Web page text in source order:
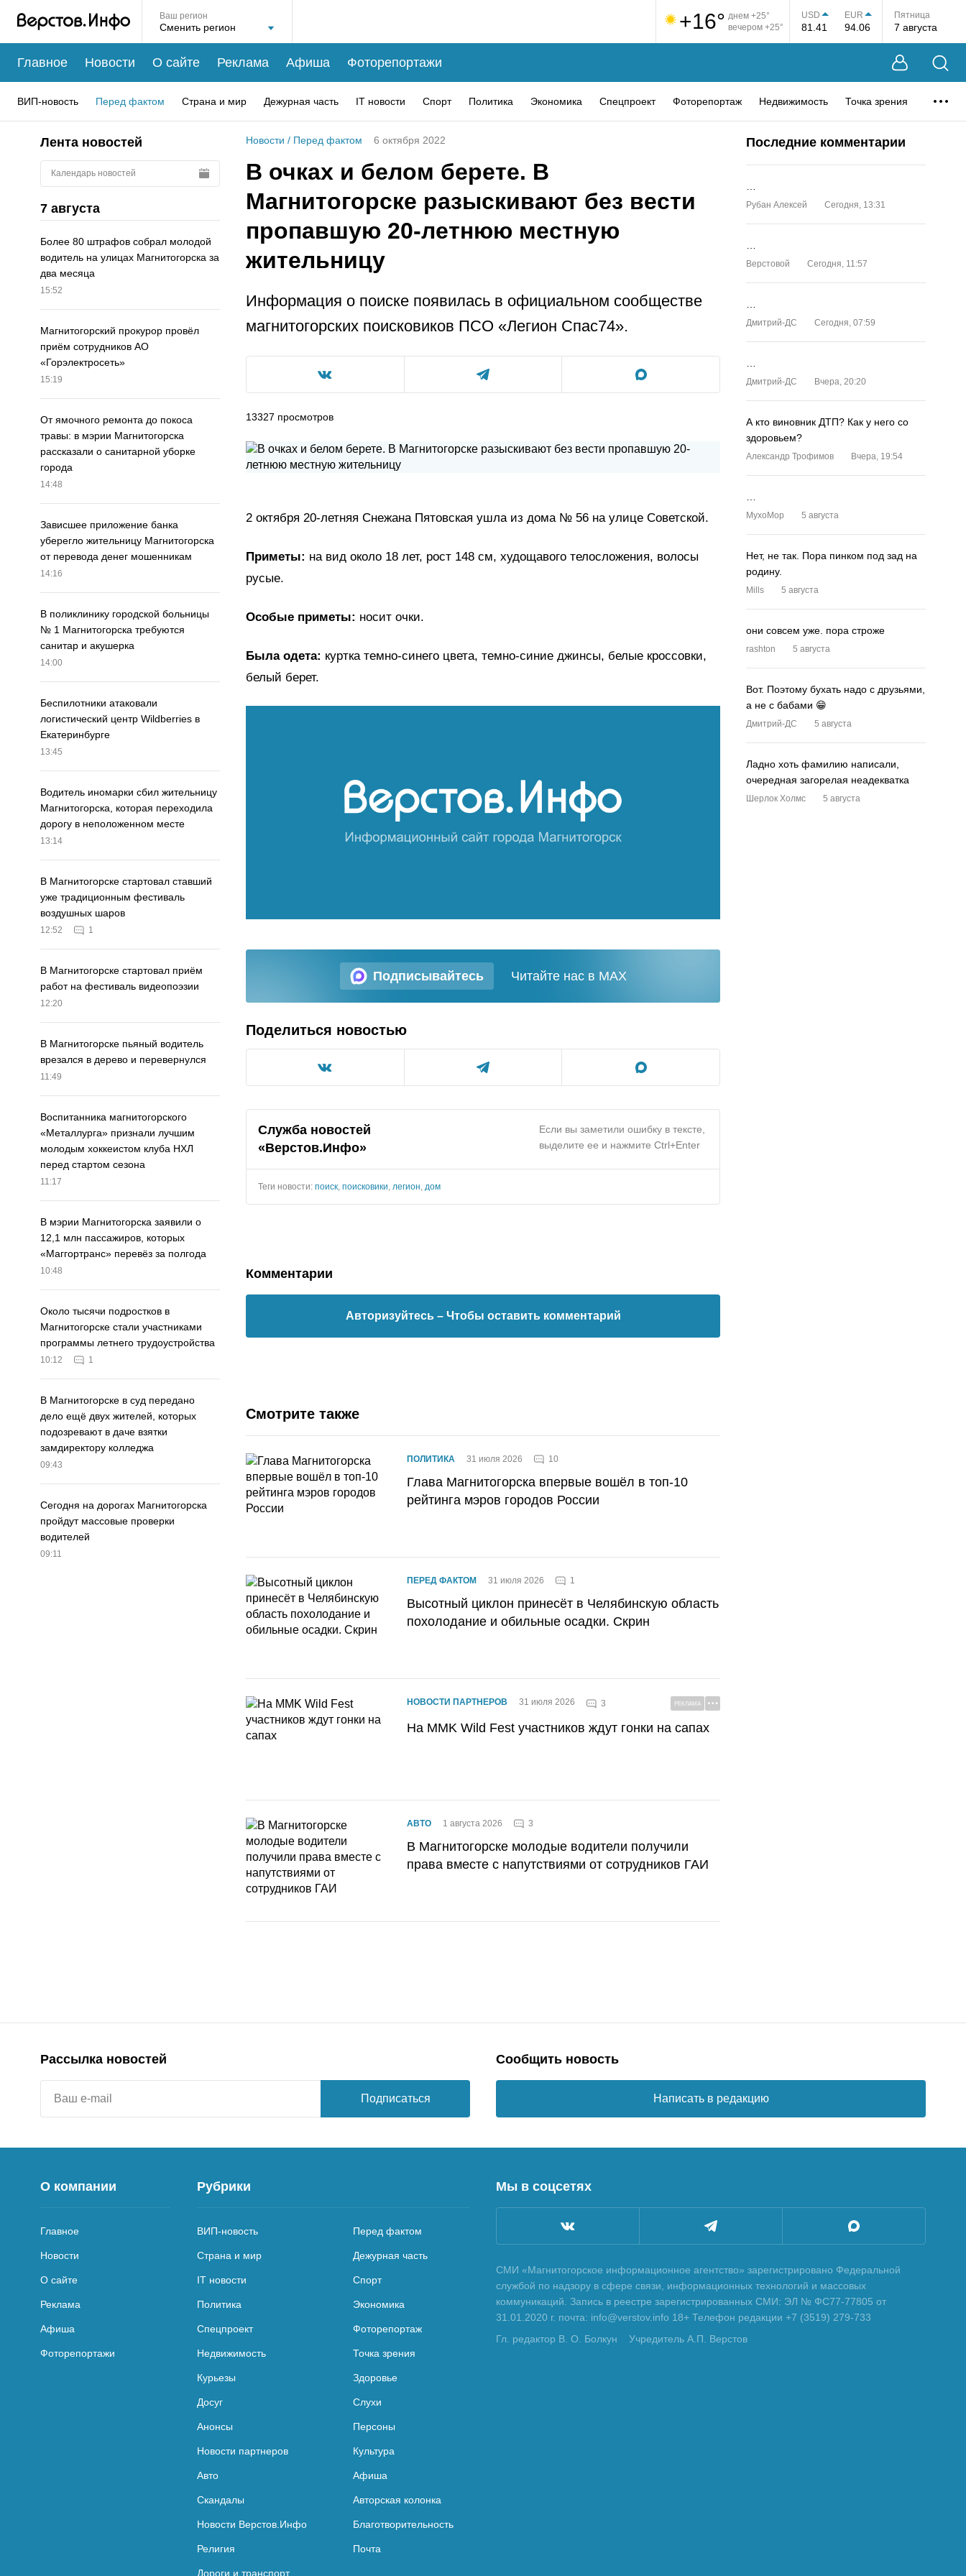
Ваш регион +16° днем +25°
вечером +25°
USD
81.41
EUR
94.06
Пятница
7 августа
Главное Новости О сайте Реклама Афиша Фоторепортажи
ВИП-новость Перед фактом Страна и мир Дежурная часть IT новости Спорт Политика Экономика Спецпроект Фоторепортаж Недвижимость Точка зрения
Лента новостей
Календарь новостей
7 августа
Более 80 штрафов собрал молодой
водитель на улицах Магнитогорска за
два месяца
15:52
Магнитогорский прокурор провёл
приём сотрудников АО
«Горэлектросеть»
15:19
От ямочного ремонта до покоса
травы: в мэрии Магнитогорска
рассказали о санитарной уборке
города
14:48
Зависшее приложение банка
уберегло жительницу Магнитогорска
от перевода денег мошенникам
14:16
В поликлинику городской больницы
№ 1 Магнитогорска требуются
санитар и акушерка
14:00
Беспилотники атаковали
логистический центр Wildberries в
Екатеринбурге
13:45
Водитель иномарки сбил жительницу
Магнитогорска, которая переходила
дорогу в неположенном месте
13:14
В Магнитогорске стартовал ставший
уже традиционным фестиваль
воздушных шаров
12:52 1
В Магнитогорске стартовал приём
работ на фестиваль видеопоэзии
12:20
В Магнитогорске пьяный водитель
врезался в дерево и перевернулся
11:49
Воспитанника магнитогорского
«Металлурга» признали лучшим
молодым хоккеистом клуба НХЛ
перед стартом сезона
11:17
В мэрии Магнитогорска заявили о
12,1 млн пассажиров, которых
«Маггортранс» перевёз за полгода
10:48
Около тысячи подростков в
Магнитогорске стали участниками
программы летнего трудоустройства
10:12 1
В Магнитогорске в суд передано
дело ещё двух жителей, которых
подозревают в даче взятки
замдиректору колледжа
09:43
Сегодня на дорогах Магнитогорска
пройдут массовые проверки
водителей
09:11
Новости / Перед фактом 6 октября 2022
В очках и белом берете. В
Магнитогорске разыскивают без вести
пропавшую 20-летнюю местную
жительницу
Информация о поиске появилась в официальном сообществе
магнитогорских поисковиков ПСО «Легион Спас74».
13327 просмотров
2 октября 20-летняя Снежана Пятовская ушла из дома № 56 на улице Советской.
Приметы: на вид около 18 лет, рост 148 см, худощавого телосложения, волосы
русые.
Особые приметы: носит очки.
Была одета: куртка темно-синего цвета, темно-синие джинсы, белые кроссовки,
белый берет.
Подписывайтесь Читайте нас в MAX
Поделиться новостью
Служба новостей
«Верстов.Инфо»
Если вы заметили ошибку в тексте,
выделите ее и нажмите Ctrl+Enter
Теги новости: поиск, поисковики, легион, дом
Комментарии
Авторизуйтесь – Чтобы оставить комментарий
Смотрите также
ПОЛИТИКА 31 июля 2026 10
Глава Магнитогорска впервые вошёл в топ-10
рейтинга мэров городов России
ПЕРЕД ФАКТОМ 31 июля 2026 1
Высотный циклон принесёт в Челябинскую область
похолодание и обильные осадки. Скрин
НОВОСТИ ПАРТНЕРОВ 31 июля 2026 3 РЕКЛАМА
На MMK Wild Fest участников ждут гонки на сапах
АВТО 1 августа 2026 3
В Магнитогорске молодые водители получили
права вместе с напутствиями от сотрудников ГАИ
Последние комментарии
Рубан Алексей Сегодня, 13:31
Верстовой Сегодня, 11:57
Дмитрий-ДС Сегодня, 07:59
Дмитрий-ДС Вчера, 20:20
А кто виновник ДТП? Как у него со
здоровьем?
Александр Трофимов Вчера, 19:54
MyxoMop 5 августа
Нет, не так. Пора пинком под зад на
родину.
Mills 5 августа
они совсем уже. пора строже
rashton 5 августа
Вот. Поэтому бухать надо с друзьями,
а не с бабами 😁
Дмитрий-ДС 5 августа
Ладно хоть фамилию написали,
очередная загорелая неадекватка
Шерлок Холмс 5 августа
Рассылка новостей
Подписаться
Сообщить новость
Написать в редакцию
О компании
Главное
Новости
О сайте
Реклама
Афиша
Фоторепортажи
Рубрики
ВИП-новость Перед фактом
Страна и мир Дежурная часть
IT новости Спорт
Политика Экономика
Спецпроект Фоторепортаж
Недвижимость Точка зрения
Курьезы Здоровье
Досуг Слухи
Анонсы Персоны
Новости партнеров Культура
Авто Афиша
Скандалы Авторская колонка
Новости Верстов.Инфо Благотворительность
Религия Почта
Дороги и транспорт
Мы в соцсетях
СМИ «Магнитогорское информационное агентство» зарегистрировано Федеральной
службой по надзору в сфере связи, информационных технологий и массовых
коммуникаций. Запись в реестре зарегистрированных СМИ: ЭЛ № ФС77-77805 от
31.01.2020 г. почта: info@verstov.info 18+ Телефон редакции +7 (3519) 279-733
Гл. редактор В. О. Болкун
Учредитель А.П. Верстов